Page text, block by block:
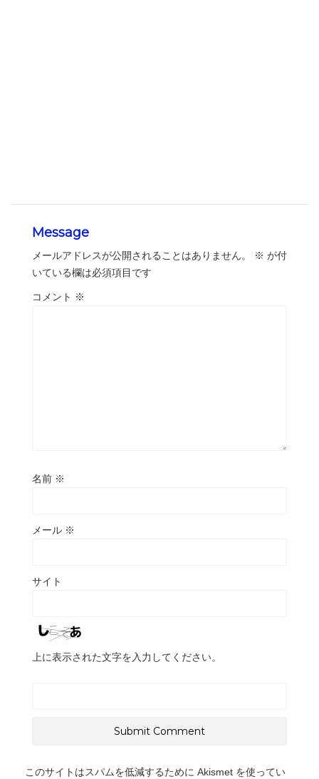
Message
メールアドレスが公開されることはありません。 ※ が付
いている欄は必須項目です
コメント ※
名前 ※
メール ※
サイト
上に表示された文字を入力してください。
このサイトはスパムを低減するために Akismet を使ってい